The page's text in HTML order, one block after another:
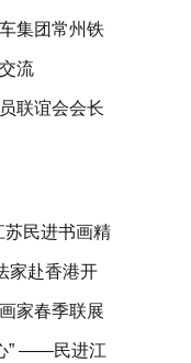
集团常州铁
研
流
联谊会会长
民进书画精
书画作品联
家赴香港开
家春季联展
” ——民进江